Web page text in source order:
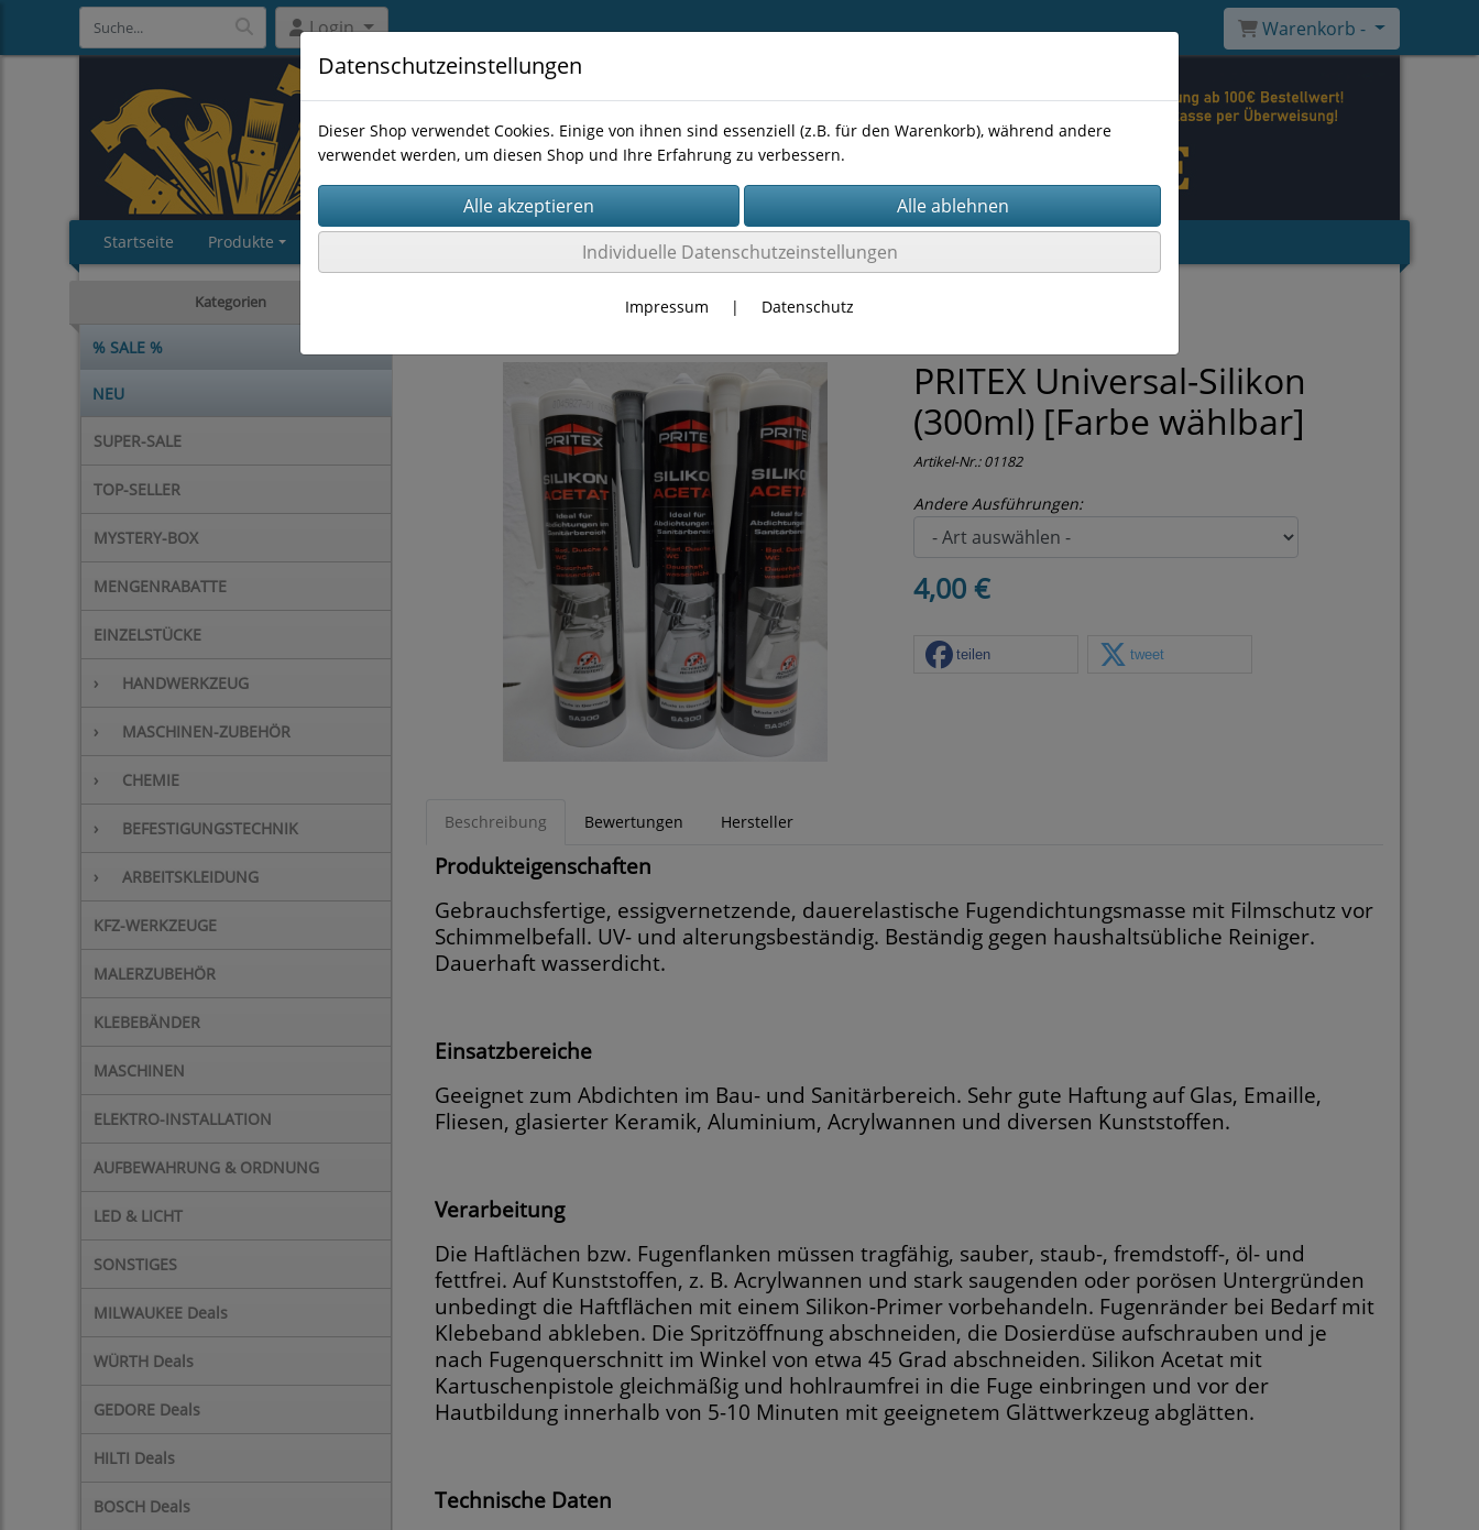
Login Warenkorb -
Startseite Produkte
Kategorien
% SALE %
NEU
SUPER-SALE
TOP-SELLER
MYSTERY-BOX
MENGENRABATTE
EINZELSTÜCKE
› HANDWERKZEUG
› MASCHINEN-ZUBEHÖR
› CHEMIE
› BEFESTIGUNGSTECHNIK
› ARBEITSKLEIDUNG
KFZ-WERKZEUGE
MALERZUBEHÖR
KLEBEBÄNDER
MASCHINEN
ELEKTRO-INSTALLATION
AUFBEWAHRUNG & ORDNUNG
LED & LICHT
SONSTIGES
MILWAUKEE Deals
WÜRTH Deals
GEDORE Deals
HILTI Deals
BOSCH Deals
PRITEX Universal-Silikon
(300ml) [Farbe wählbar]
Artikel-Nr.:01182
Andere Ausführungen:
4,00 €
teilen tweet
Beschreibung Bewertungen Hersteller
Produkteigenschaften
Gebrauchsfertige, essigvernetzende, dauerelastische Fugendichtungsmasse mit Filmschutz vor
Schimmelbefall. UV- und alterungsbeständig. Beständig gegen haushaltsübliche Reiniger.
Dauerhaft wasserdicht.
Einsatzbereiche
Geeignet zum Abdichten im Bau- und Sanitärbereich. Sehr gute Haftung auf Glas, Emaille,
Fliesen, glasierter Keramik, Aluminium, Acrylwannen und diversen Kunststoffen.
Verarbeitung
Die Haftlächen bzw. Fugenflanken müssen tragfähig, sauber, staub-, fremdstoff-, öl- und
fettfrei. Auf Kunststoffen, z. B. Acrylwannen und stark saugenden oder porösen Untergründen
unbedingt die Haftflächen mit einem Silikon-Primer vorbehandeln. Fugenränder bei Bedarf mit
Klebeband abkleben. Die Spritzöffnung abschneiden, die Dosierdüse aufschrauben und je
nach Fugenquerschnitt im Winkel von etwa 45 Grad abschneiden. Silikon Acetat mit
Kartuschenpistole gleichmäßig und hohlraumfrei in die Fuge einbringen und vor der
Hautbildung innerhalb von 5-10 Minuten mit geeignetem Glättwerkzeug abglätten.
Technische Daten
Datenschutzeinstellungen
Dieser Shop verwendet Cookies. Einige von ihnen sind essenziell (z.B. für den Warenkorb), während andere
verwendet werden, um diesen Shop und Ihre Erfahrung zu verbessern.
Individuelle Datenschutzeinstellungen
Impressum | Datenschutz